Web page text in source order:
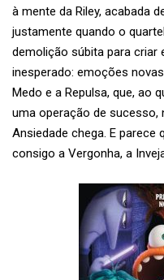
à mente da Riley, acabada
justamente quando o
demolição súbita para criar
inesperado: emoções
Medo e a Repulsa, que, ao
uma operação de sucesso,
Ansiedade chega. E parece
consigo a Vergonha, a